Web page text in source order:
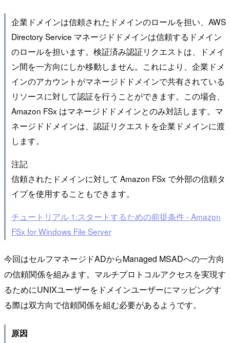
企業ドメインは信頼されたドメインのロールを担い、AWS
Directory Service マネージドドメインは信頼するドメイン
のロールを担います。検証済み認証リクエストは、ドメイ
ン間を一方向にしか移動しません。これにより、企業ドメ
インのアカウントがマネージドドメインで共有されている
リソースに対して認証を行うことができます。この場合、
Amazon FSx はマネージドドメインとのみ対話します。マ
ネージドドメインは、認証リクエストを企業ドメインに渡
します。
注記
信頼されたドメインに対して Amazon FSx で外部の信頼タ
イプを使用することもできます。
チュートリアル 1:スタートするための前提条件 - Amazon
FSx for Windows File Server
今回はセルフマネージドADからManaged MSADへの一方向
の信頼関係を組みます。マルチプロトコルアクセスを実現す
るためにUNIXユーザーをドメインユーザーにマッピングす
る際は双方向で信頼関係を組む必要があるようです。
原因